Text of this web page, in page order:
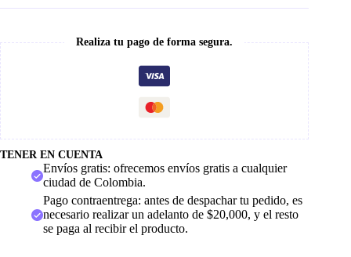
Realiza tu pago de forma segura.
TENER EN CUENTA
Envíos gratis: ofrecemos envíos gratis a cualquier
ciudad de Colombia.
Pago contraentrega: antes de despachar tu pedido, es
necesario realizar un adelanto de $20,000, y el resto
se paga al recibir el producto.